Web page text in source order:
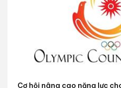
Cơ hội nâng cao năng lực